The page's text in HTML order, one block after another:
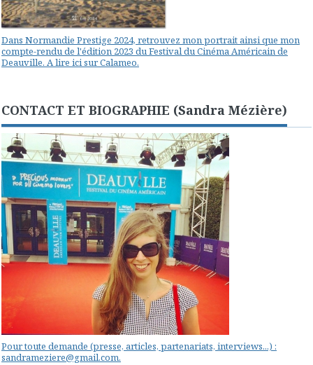
Dans Normandie Prestige 2024, retrouvez mon portrait ainsi que mon
compte-rendu de l'édition 2023 du Festival du Cinéma Américain de
Deauville. A lire ici sur Calameo.
CONTACT ET BIOGRAPHIE (Sandra Mézière)
Pour toute demande (presse, articles, partenariats, interviews...) :
sandrameziere@gmail.com.